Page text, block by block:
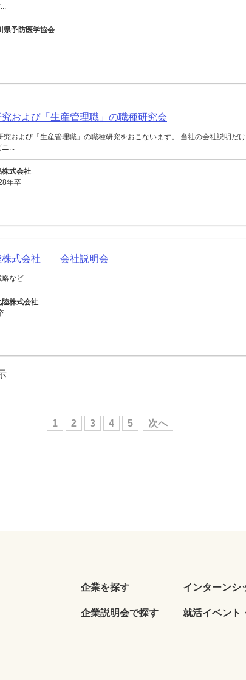
県予防医学協会
究および「生産管理職」の職種研究会
究および「生産管理職」の職種研究をおこないます。 当社の会社説明だ
...
株式会社
年卒
株式会社 会社説明会
略など
陸株式会社
1 2 3 4 5 次へ
企業を探す
企業説明会で探す
インターンシ
就活イベント